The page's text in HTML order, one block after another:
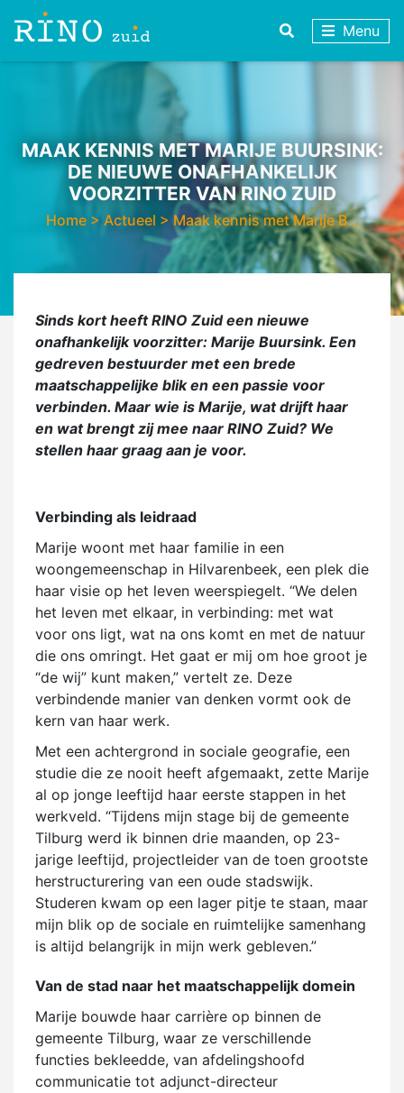
Menu
MAAK KENNIS MET MARIJE BUURSINK:
DE NIEUWE ONAFHANKELIJK
VOORZITTER VAN RINO ZUID
Home> Actueel > Maak kennis met Marije B…
Sinds kort heeft RINO Zuid een nieuwe
onafhankelijk voorzitter: Marije Buursink. Een
gedreven bestuurder met een brede
maatschappelijke blik en een passie voor
verbinden. Maar wie is Marije, wat drijft haar
en wat brengt zij mee naar RINO Zuid? We
stellen haar graag aan je voor.
Verbinding als leidraad
Marije woont met haar familie in een
woongemeenschap in Hilvarenbeek, een plek die
haar visie op het leven weerspiegelt. “We delen
het leven met elkaar, in verbinding: met wat
voor ons ligt, wat na ons komt en met de natuur
die ons omringt. Het gaat er mij om hoe groot je
“de wij” kunt maken,” vertelt ze. Deze
verbindende manier van denken vormt ook de
kern van haar werk.
Met een achtergrond in sociale geografie, een
studie die ze nooit heeft afgemaakt, zette Marije
al op jonge leeftijd haar eerste stappen in het
werkveld. “Tijdens mijn stage bij de gemeente
Tilburg werd ik binnen drie maanden, op 23-
jarige leeftijd, projectleider van de toen grootste
herstructurering van een oude stadswijk.
Studeren kwam op een lager pitje te staan, maar
mijn blik op de sociale en ruimtelijke samenhang
is altijd belangrijk in mijn werk gebleven.”
Van de stad naar het maatschappelijk domein
Marije bouwde haar carrière op binnen de
gemeente Tilburg, waar ze verschillende
functies bekleedde, van afdelingshoofd
communicatie tot adjunct-directeur